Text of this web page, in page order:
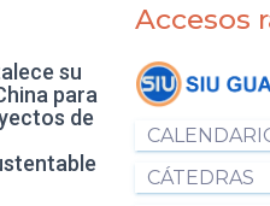
su
para
de
Accesos
CÁTEDRAS